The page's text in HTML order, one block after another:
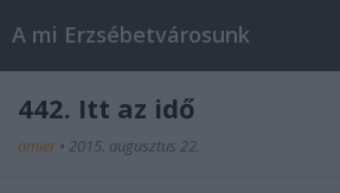
A mi Erzsébetvárosunk
442. Itt az idő
amier • 2015. augusztus 22.